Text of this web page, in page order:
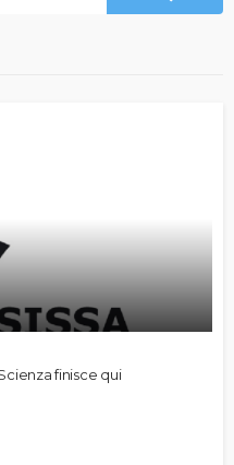
finisce qui